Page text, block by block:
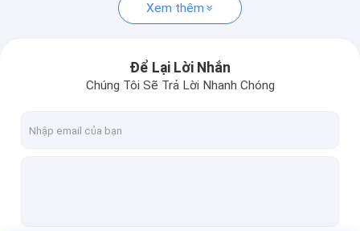
Bộ lọc IV trực tuyến
Bộ lọc đĩa màng
Màn PEV
Xem thêm
Để Lại Lời Nhắn
Chúng Tôi Sẽ Trả Lời Nhanh Chóng